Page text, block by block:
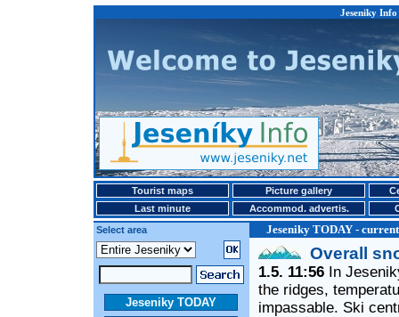
Jeseniky
Tourist maps Picture gallery
Last minute
Accommod. advertis.
Select area
Jeseniky TODAY -
Jeseniky TODAY
Overall
1.5. 11:56In
the ridges,
impassable. Ski